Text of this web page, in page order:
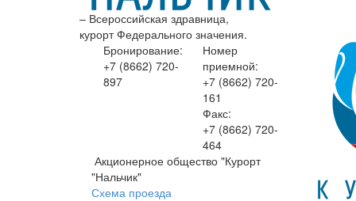
– Всероссийская здравница,
курорт Федерального значения.
Бронирование:
+7 (8662) 720-
897
Номер
приемной:
+7 (8662) 720-
161
Факс:
+7 (8662) 720-
464
Акционерное общество "Курорт
"Нальчик"
Схема проезда